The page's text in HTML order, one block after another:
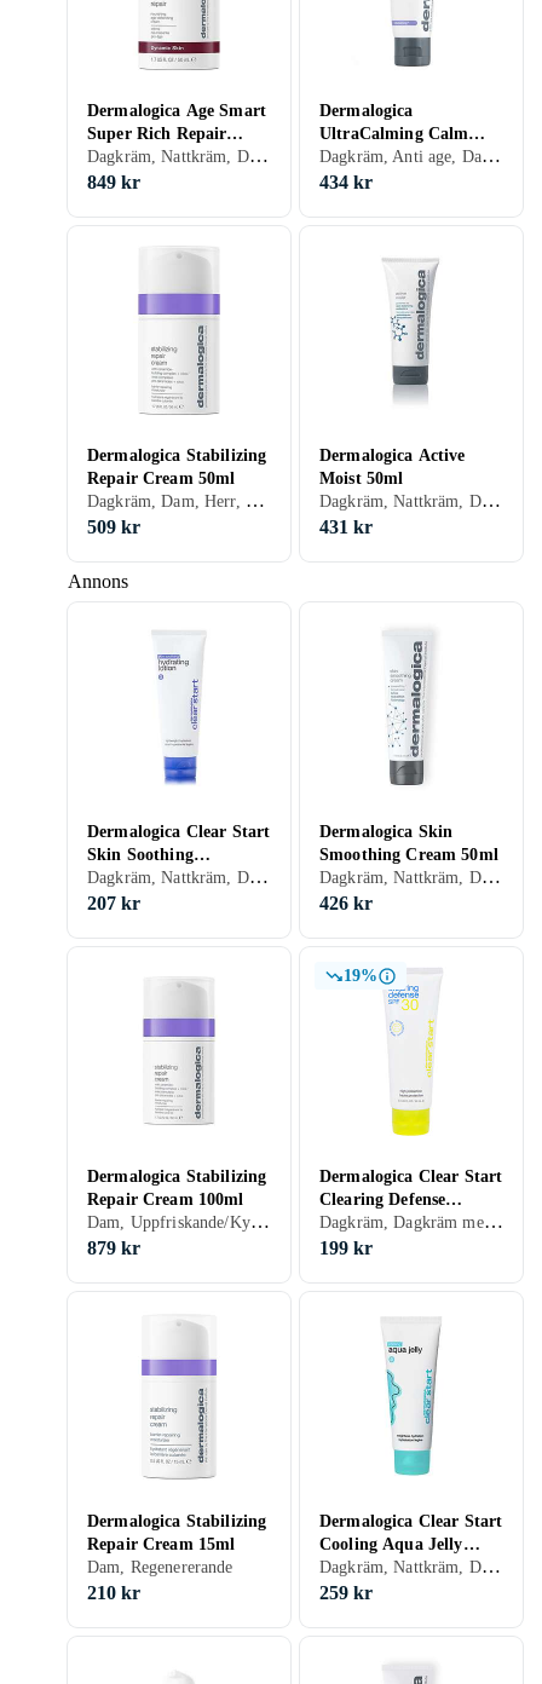
Annons
Dermalogica Age Smart
Super Rich Repair
Cream 50ml
Dagkräm, Nattkräm, Dam, Mjukgörande, Uppfriskande/Kylande, Återfuktande, Regenererande, Närande, Torr, Känslig, Mogen
849 kr
Dermalogica
UltraCalming Calm
Water Gel 50ml
Dagkräm, Anti age, Dam, Mjukgörande, Rengörande, Uppfriskande/Kylande, Återfuktande, Regenererande, Närande, Lugnande, Normal, Torr, Känslig
434 kr
Dermalogica Stabilizing
Repair Cream 50ml
Dagkräm, Dam, Herr, Mjukgörande, Uppfriskande/Kylande, Återfuktande, Regenererande, Lugnande
509 kr
Dermalogica Active
Moist 50ml
Dagkräm, Nattkräm, Dam, Mjukgörande, Återfuktande, Regenererande, Balanserande, Närande, Oljefri, Normal, Blandad, Torr, Fet, Alla
431 kr
Dermalogica Clear Start
Skin Soothing
Hydrating Lotion 60mlDagkräm, Nattkräm, Dam, Anti-blemish, Mjukgörande, Rengörande, Uppfriskande/Kylande, Återfuktande, Motverkar rynkor, Balanserande, Oljefri, Lugnande, Normal, Torr, Fet, Alla
207 kr
Dermalogica Skin
Smoothing Cream 50ml
Dagkräm, Nattkräm, Dam, Mjukgörande, Rengörande, Uppfriskande/Kylande, Återfuktande, Lyster, Motverkar rynkor, Antioxidant, Närande, Lugnande, Normal, Torr, Alla, Mogen
426 kr
Dermalogica Stabilizing
Repair Cream 100ml
Dam, Uppfriskande/Kylande, Återfuktande, Regenererande, Känslig
879 kr
19%
Dermalogica Clear Start
Clearing Defense
Moisturizer SPF30 59ml
Dagkräm, Dagkräm med SPF, Dam, Återfuktande, Matt, Normal, Fet
199 kr
Dermalogica Stabilizing
Repair Cream 15ml
Dam, Regenererande
210 kr
Dermalogica Clear Start
Cooling Aqua Jelly
59ml
Dagkräm, Nattkräm, Dam, Herr, Uppfriskande/Kylande, Återfuktande, Matt, Oljefri, Lugnande, Fet
259 kr